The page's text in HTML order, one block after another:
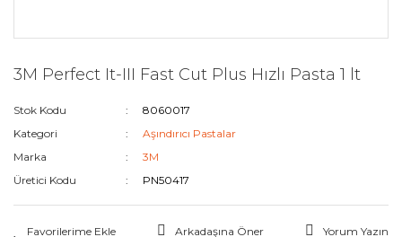
3M Perfect It-III Fast Cut Plus Hızlı Pasta 1 lt
Stok Kodu
8060017
Kategori
Aşındırıcı Pastalar
Marka
3M
Üretici Kodu
PN50417
Arkadaşına Öner Yorum Yazın